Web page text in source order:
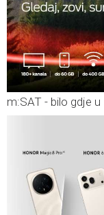
m:SAT - bilo gdje u